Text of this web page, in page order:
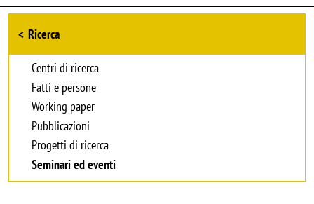
Browse the section
Ricerca
Centri di ricerca
Fatti e persone
Working paper
Pubblicazioni
Progetti di ricerca
Seminari ed eventi